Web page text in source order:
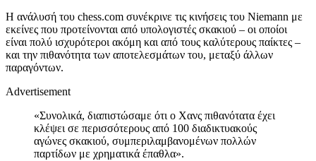
Η ανάλυσή του chess.com συνέκρινε τις κινήσεις του Niemann με
εκείνες που προτείνονται από υπολογιστές σκακιού – οι οποίοι
είναι πολύ ισχυρότεροι ακόμη και από τους καλύτερους παίκτες –
και την πιθανότητα των αποτελεσμάτων του, μεταξύ άλλων
παραγόντων.
Advertisement
«Συνολικά, διαπιστώσαμε ότι ο Χανς πιθανότατα έχει
κλέψει σε περισσότερους από 100 διαδικτυακούς
αγώνες σκακιού, συμπεριλαμβανομένων πολλών
παρτίδων με χρηματικά έπαθλα».